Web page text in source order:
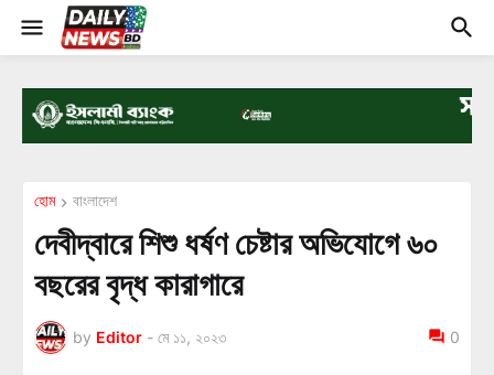
হোম বাংলাদেশ
দেবীদ্বারে শিশু ধর্ষণ চেষ্টার অভিযোগে ৬০
বছরের বৃদ্ধ কারাগারে
by Editor - মে ১১, ২০২৩ 0